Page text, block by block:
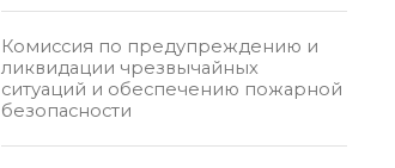
Комиссия по предупреждению и
ликвидации чрезвычайных
ситуаций и обеспечению пожарной
безопасности